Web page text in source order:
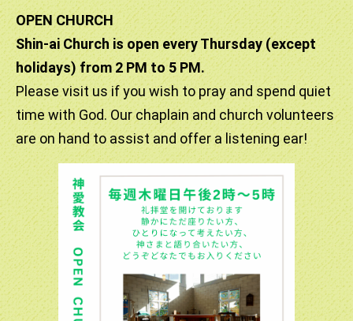
We are an anglican-episcopal church in downtown Tokyo.
Everyone is welcome to join us!
2025.11.16
12月7日（日）11:30～12:15 ウエルカムサンデーを開催いた
します。第4回のテーマは「恵みと贈物」です。初めての方
のために、わかりやすく神様のことをお話しいたしますの
で、一度教会にいらしてみませんか。お待ちしています。
2025.10.19
ようやく涼しくなりました。いかがお過ごしでしょうか。
11月9日（日）10:30 に「こどもとともに守る聖餐式」が開
催します。こどもと大人が一緒に礼拝を捧げ、お子さんたち
にもわかりやすい式文を使用します。佐々木道人司祭が司
式・説教いたします。皆さんのご参加お待ちしています。
2025.10.05
大分過ごしやすくなった季節になりました。本日11:30～
12:15「ウエルカムサンデー]を開催いたします。テーマは
OPEN CHURCH
Shin-ai Church is open every Thursday (except
holidays) from 2 PM to 5 PM.
Please visit us if you wish to pray and spend quiet
time with God. Our chaplain and church volunteers
are on hand to assist and offer a listening ear!